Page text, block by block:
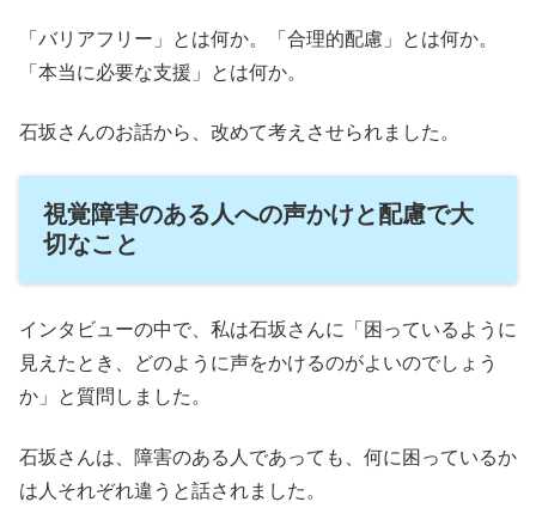
「バリアフリー」とは何か。「合理的配慮」とは何か。
「本当に必要な支援」とは何か。
石坂さんのお話から、改めて考えさせられました。
視覚障害のある人への声かけと配慮で大
切なこと
インタビューの中で、私は石坂さんに「困っているように
見えたとき、どのように声をかけるのがよいのでしょう
か」と質問しました。
石坂さんは、障害のある人であっても、何に困っているか
は人それぞれ違うと話されました。